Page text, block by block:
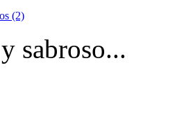
(2)
sabroso...